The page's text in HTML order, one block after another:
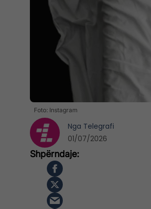
Foto: Instagram
Nga Telegrafi
01/07/2026